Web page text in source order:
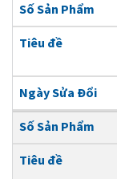
Số Sản Phẩm
Tiêu đề
Ngày Sửa Đổi
Số Sản Phẩm
Tiêu đề